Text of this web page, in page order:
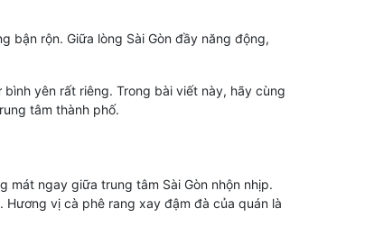
bận rộn. Giữa lòng Sài Gòn đầy năng động,
yên rất riêng. Trong bài viết này, hãy cùng
tâm thành phố.
mát ngay giữa trung tâm Sài Gòn nhộn nhịp.
vị cà phê rang xay đậm đà của quán là